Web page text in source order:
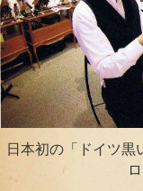
日本初の「ドイツ